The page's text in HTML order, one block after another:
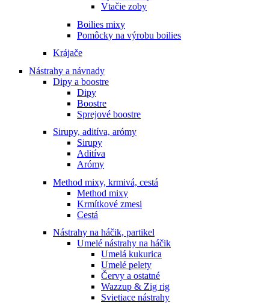
Vtačie zoby
Boilies mixy
Pomôcky na výrobu boilies
Krájače
Nástrahy a návnady
Dipy a boostre
Dipy
Boostre
Sprejové boostre
Sirupy, aditíva, arómy
Sirupy
Aditíva
Arómy
Method mixy, krmivá, cestá
Method mixy
Krmítkové zmesi
Cestá
Nástrahy na háčik, partikel
Umelé nástrahy na háčik
Umelá kukurica
Umelé pelety
Červy a ostatné
Wazzup & Zig rig
Svietiace nástrahy